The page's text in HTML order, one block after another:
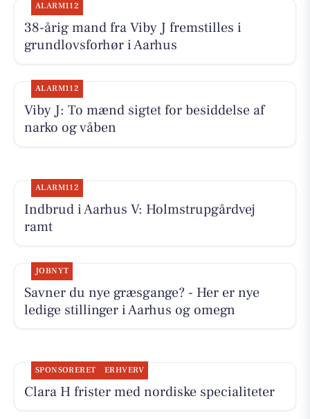
ALARM112
38-årig mand fra Viby J fremstilles i
grundlovsforhør i Aarhus
ALARM112
Viby J: To mænd sigtet for besiddelse af
narko og våben
ALARM112
Indbrud i Aarhus V: Holmstrupgårdvej
ramt
JOBNYT
Savner du nye græsgange? - Her er nye
ledige stillinger i Aarhus og omegn
SPONSORERET ERHVERV
Clara H frister med nordiske specialiteter